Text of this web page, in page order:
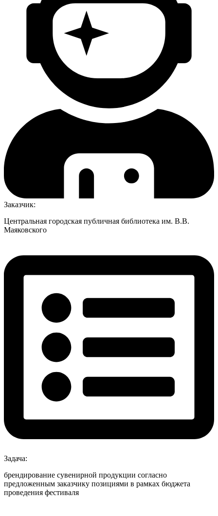
Заказчик:
Центральная городская публичная библиотека им. В.В.
Маяковского
Задача:
брендирование сувенирной продукции согласно
предложенным заказчику позициями в рамках бюджета
проведения фестиваля